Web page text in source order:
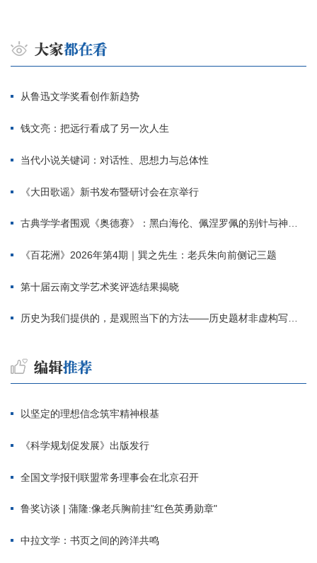
从鲁迅文学奖看创作新趋势
钱文亮：把远行看成了另一次人生
当代小说关键词：对话性、思想力与总体性
《大田歌谣》新书发布暨研讨会在京举行
古典学学者围观《奥德赛》：黑白海伦、佩涅罗佩的别针与神秘入侵者
《百花洲》2026年第4期｜巽之先生：老兵朱向前侧记三题
第十届云南文学艺术奖评选结果揭晓
历史为我们提供的，是观照当下的方法——历史题材非虚构写作多人谈
以坚定的理想信念筑牢精神根基
《科学规划促发展》出版发行
全国文学报刊联盟常务理事会在北京召开
鲁奖访谈 | 蒲隆:像老兵胸前挂"红色英勇勋章"
中拉文学：书页之间的跨洋共鸣